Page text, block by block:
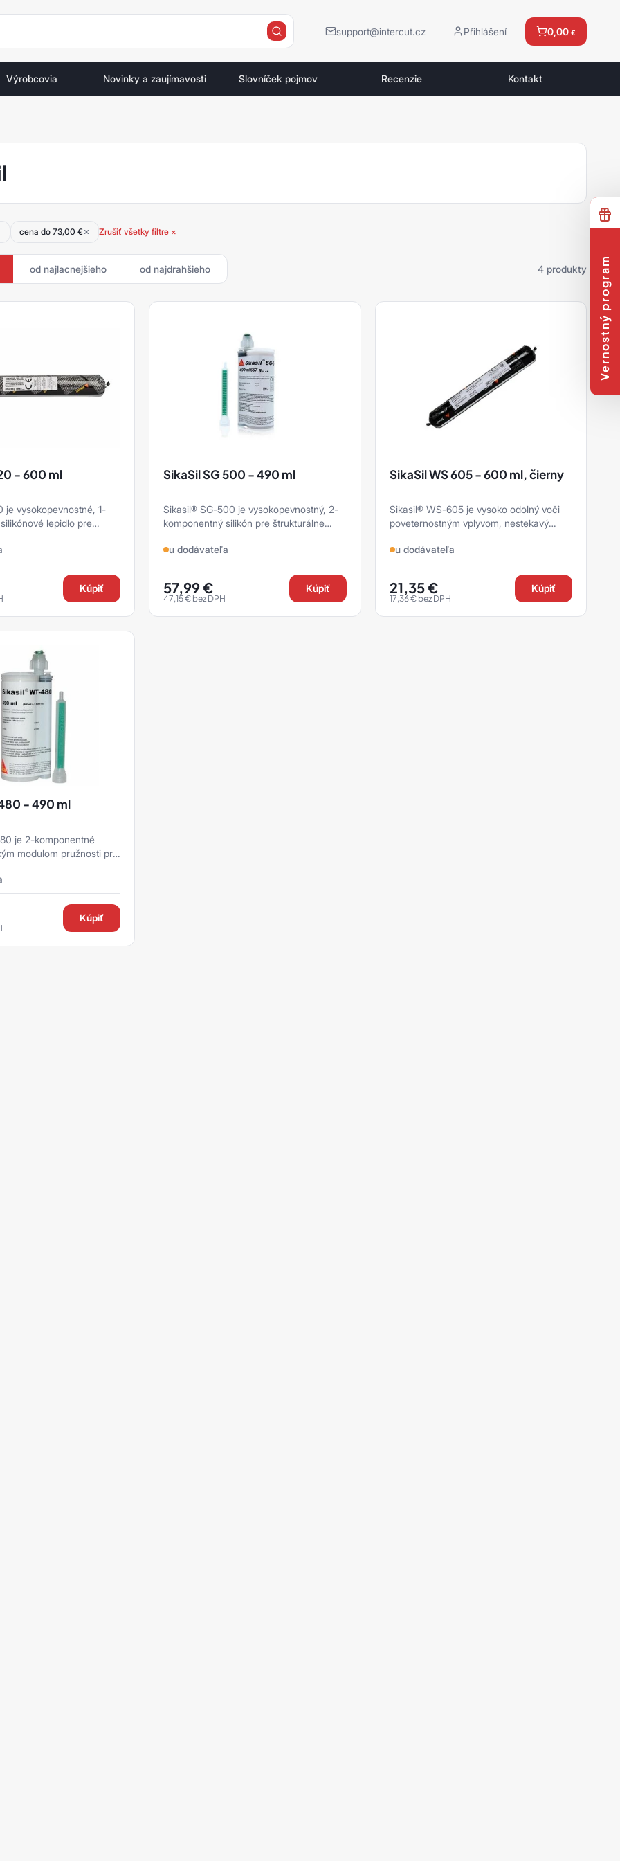
support@intercut.cz Přihlášení 0,00 €
Výrobcovia Novinky a zaujímavosti Slovníček pojmov Recenzie Kontakt
cena do 73,00 € Zrušiť všetky filtre ×
od najlacnejšieho od najdrahšieho 4 produkty
- 600 ml
je vysokopevnostné, 1-
lepidlo pre
Kúpiť
SikaSil SG 500 - 490 ml
Sikasil® SG-500 je vysokopevnostný, 2-
komponentný silikón pre štrukturálne
u dodávateľa
57,99€
47,15€ bez DPH
Kúpiť
SikaSil WS 605 - 600 ml, čierny
Sikasil® WS-605 je vysoko odolný voči
poveternostným vplyvom, nestekavý
u dodávateľa
21,35€
17,36€bez DPH
Kúpiť
- 490 ml
je 2-komponentné
modulom pružnosti pre
Kúpiť
Vernostný program